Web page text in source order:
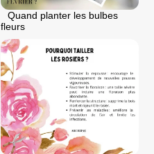
Quand planter les bulbes
fleurs